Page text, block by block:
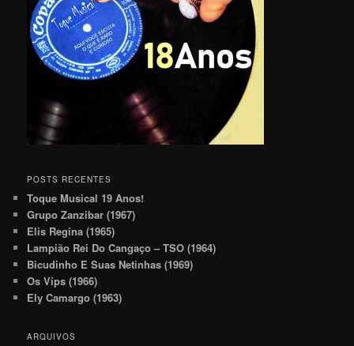
POSTS RECENTES
Toque Musical 19 Anos!
Grupo Zanzibar (1967)
Elis Regina (1965)
Lampião Rei Do Cangaço – TSO (1964)
Bicudinho E Suas Netinhas (1969)
Os Vips (1966)
Ely Camargo (1963)
ARQUIVOS